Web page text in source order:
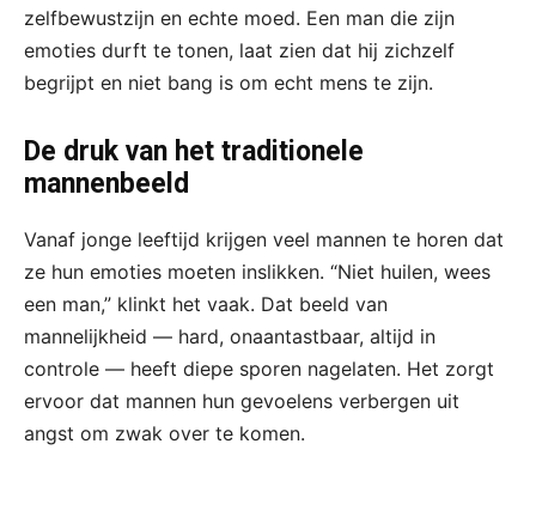
zelfbewustzijn en echte moed. Een man die zijn
emoties durft te tonen, laat zien dat hij zichzelf
begrijpt en niet bang is om echt mens te zijn.
De druk van het traditionele
mannenbeeld
Vanaf jonge leeftijd krijgen veel mannen te horen dat
ze hun emoties moeten inslikken. “Niet huilen, wees
een man,” klinkt het vaak. Dat beeld van
mannelijkheid — hard, onaantastbaar, altijd in
controle — heeft diepe sporen nagelaten. Het zorgt
ervoor dat mannen hun gevoelens verbergen uit
angst om zwak over te komen.